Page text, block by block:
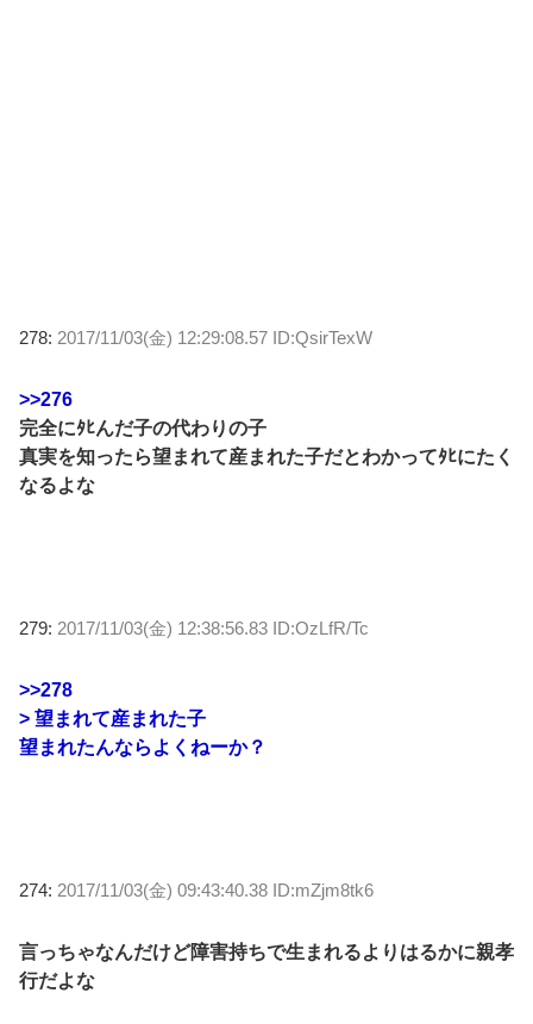
278: 2017/11/03(金) 12:29:08.57 ID:QsirTexW
>>276
完全にﾀﾋんだ子の代わりの子
真実を知ったら望まれて産まれた子だとわかってﾀﾋにたく
なるよな
279: 2017/11/03(金) 12:38:56.83 ID:OzLfR/Tc
>>278
> 望まれて産まれた子
望まれたんならよくねーか？
274: 2017/11/03(金) 09:43:40.38 ID:mZjm8tk6
言っちゃなんだけど障害持ちで生まれるよりはるかに親孝
行だよな